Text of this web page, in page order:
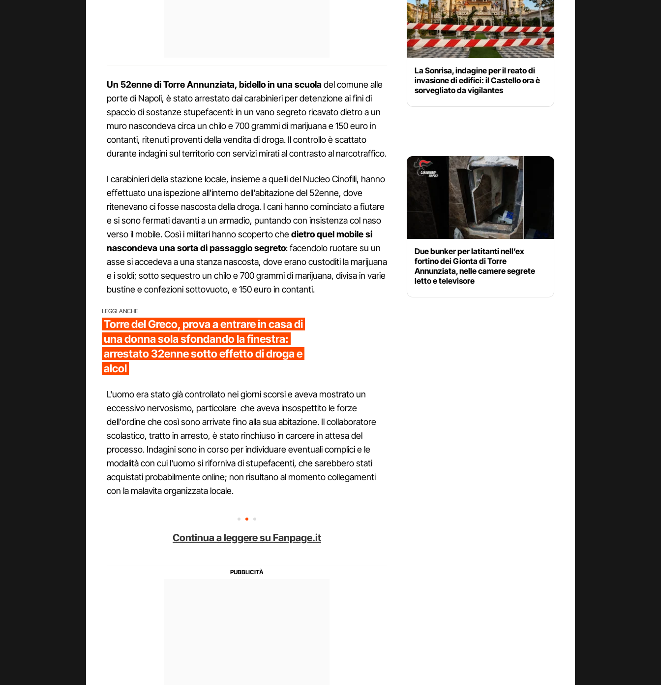
Un 52enne di Torre Annunziata, bidello in una scuoladel comune alle
porte di Napoli, è stato arrestato dai carabinieri per detenzione ai fini di
spaccio di sostanze stupefacenti: in un vano segreto ricavato dietro a un
muro nascondeva circa un chilo e 700 grammi di marijuana e 150 euro in
contanti, ritenuti proventi della vendita di droga. Il controllo è scattato
durante indagini sul territorio con servizi mirati al contrasto al narcotraffico.
I carabinieri della stazione locale, insieme a quelli del Nucleo Cinofili, hanno
effettuato una ispezione all'interno dell'abitazione del 52enne, dove
ritenevano ci fosse nascosta della droga. I cani hanno cominciato a fiutare
e si sono fermati davanti a un armadio, puntando con insistenza col naso
verso il mobile. Così i militari hanno scoperto chedietro quel mobile si
nascondeva una sorta di passaggio segreto: facendolo ruotare su un
asse si accedeva a una stanza nascosta, dove erano custoditi la marijuana
e i soldi; sotto sequestro un chilo e 700 grammi di marijuana, divisa in varie
bustine e confezioni sottovuoto, e 150 euro in contanti.
LEGGI ANCHE
Torre del Greco, prova a entrare in casa di
una donna sola sfondando la finestra:
arrestato 32enne sotto effetto di droga e
alcol
L'uomo era stato già controllato nei giorni scorsi e aveva mostrato un
eccessivo nervosismo, particolare che aveva insospettito le forze
dell'ordine che così sono arrivate fino alla sua abitazione. Il collaboratore
scolastico, tratto in arresto, è stato rinchiuso in carcere in attesa del
processo. Indagini sono in corso per individuare eventuali complici e le
modalità con cui l'uomo si riforniva di stupefacenti, che sarebbero stati
acquistati probabilmente online; non risultano al momento collegamenti
con la malavita organizzata locale.
Continua a leggere su Fanpage.it
La Sonrisa, indagine per il reato di
invasione di edifici: il Castello ora è
sorvegliato da vigilantes
Due bunker per latitanti nell’ex
fortino dei Gionta di Torre
Annunziata, nelle camere segrete
letto e televisore